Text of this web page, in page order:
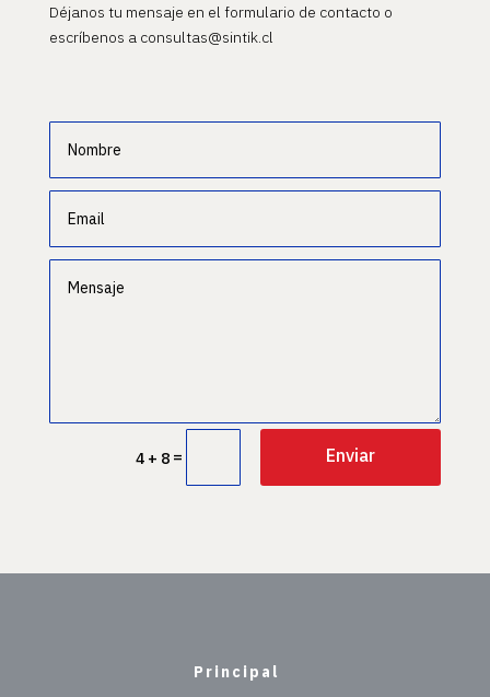
Déjanos tu mensaje en el formulario de contacto o
escríbenos a consultas@sintik.cl
4 + 8 = Enviar
Principal